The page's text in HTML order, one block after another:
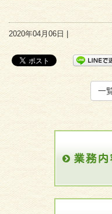
2020年04月06日 |
一